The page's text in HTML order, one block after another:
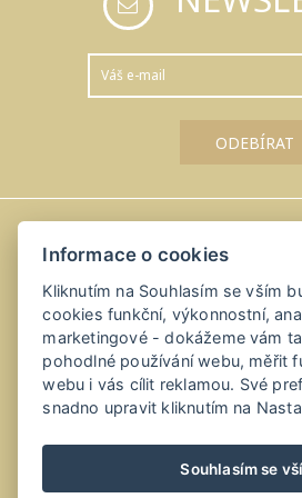
Amálka u Řípu
Straškov-Vodochody 24,
+420 416 811 114
info@amalkauripu.cz,
Informace o cookies
Kliknutím na Souhlasím se vším
cookies funkční, výkonnostní,
marketingové - dokážeme vám
pohodlné používání webu, měřit
webu i vás cílit reklamou. Své
snadno upravit kliknutím na
Souhlasím se